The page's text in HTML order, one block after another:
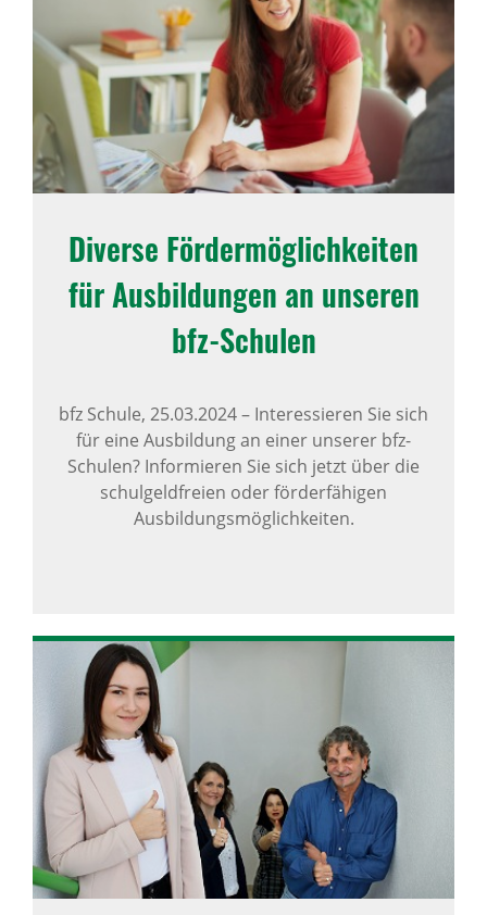
Diverse Förder­mög­lich­keiten
für Ausbil­dungen an unseren
bfz-Schulen
bfz Schule, 25.03.2024– Interessieren Sie sich
für eine Ausbildung an einer unserer bfz-
Schulen? Informieren Sie sich jetzt über die
schulgeldfreien oder förderfähigen
Ausbildungsmöglichkeiten.